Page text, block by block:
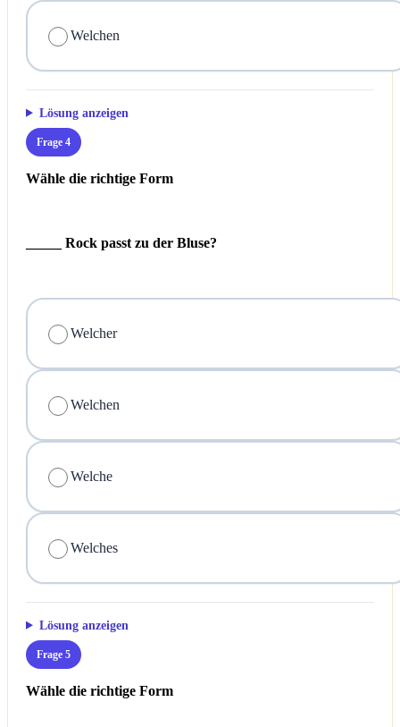
Welchen
Lösung anzeigen
Frage 4
Wähle die richtige Form
_____ Rock passt zu der Bluse?
Welcher
Welchen
Welche
Welches
Lösung anzeigen
Frage 5
Wähle die richtige Form